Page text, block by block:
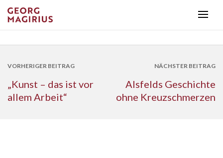
VORHERIGER BEITRAG
„Kunst – das ist vor
allem Arbeit“
NÄCHSTER BEITRAG
Alsfelds Geschichte
ohne Kreuzschmerzen